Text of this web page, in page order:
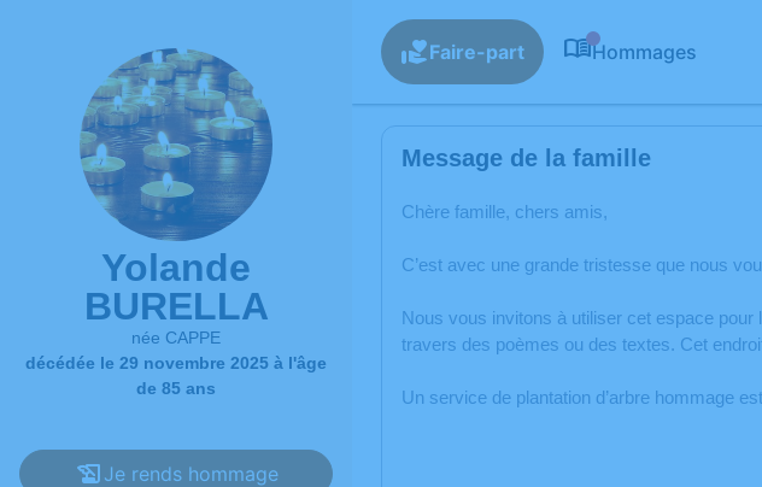
Yolande
BURELLA
née CAPPE
décédée le 29 novembre 2025 à l'âge
de 85 ans
Je rends hommage
Faire-part Hommages
Message de la famille
Chère famille, chers amis,
C’est avec une grande tristesse que nous
Nous vous invitons à utiliser cet espace
travers des poèmes ou des textes. Cet
Un service de plantation d’arbre hommage est